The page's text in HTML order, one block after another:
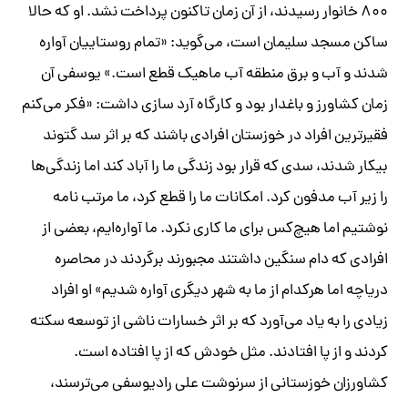
۸۰۰ خانوار رسیدند، از آن زمان تاکنون پرداخت نشد. او که حالا
ساکن مسجد سلیمان است، می‌گوید: «تمام روستاییان آواره
شدند و آب و برق منطقه آب ماهیک قطع است.» یوسفی آن
زمان کشاورز و باغدار بود و کارگاه آرد سازی داشت: «فکر می‌کنم
فقیرترین افراد در خوزستان افرادی باشند که بر اثر سد گتوند
بیکار شدند، سدی که قرار بود زندگی ما را آباد کند اما زندگی‌ها
را زیر آب مدفون کرد. امکانات ما را قطع کرد، ما مرتب نامه
نوشتیم اما هیچ‌کس برای ما کاری نکرد. ما آواره‌ایم، بعضی از
افرادی که دام سنگین داشتند مجبورند برگردند در محاصره
دریاچه اما هرکدام از ما به شهر دیگری آواره شدیم» او افراد
زیادی را به یاد می‌آورد که بر اثر خسارات ناشی از توسعه سکته
کردند و از پا افتادند. مثل خودش که از پا افتاده است.
کشاورزان خوزستانی از سرنوشت علی راد‌یوسفی می‌ترسند،